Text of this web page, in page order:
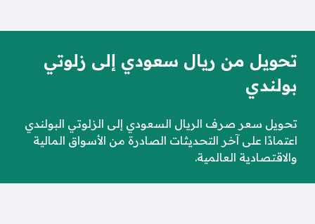
تحويل من ريال سعودي إلى زلوتي
بولندي
تحويل سعر صرف الريال السعودي إلى الزلوتي البولندي
اعتمادًا على آخر التحديثات الصادرة من الأسواق المالية
والاقتصادية العالمية.